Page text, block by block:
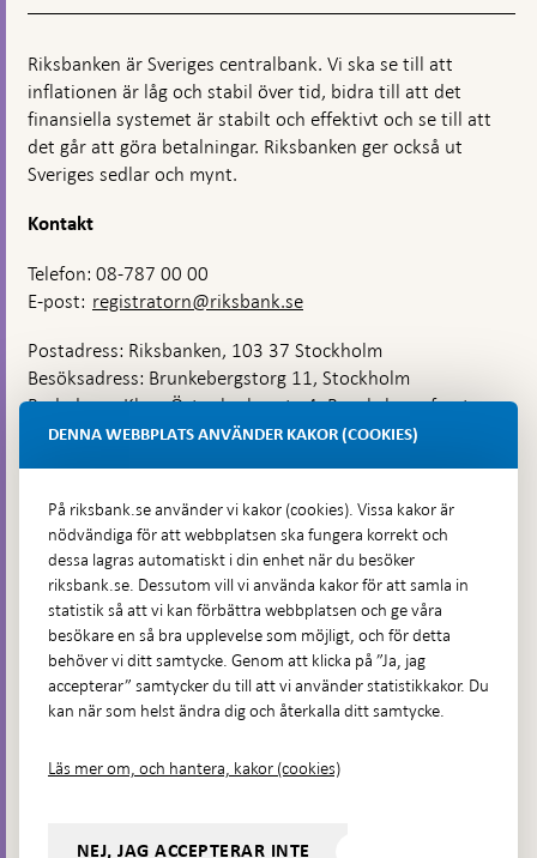
Riksbanken är Sveriges centralbank. Vi ska se till att
inflationen är låg och stabil över tid, bidra till att det
finansiella systemet är stabilt och effektivt och se till att
det går att göra betalningar. Riksbanken ger också ut
Sveriges sedlar och mynt.
Kontakt
Telefon: 08-787 00 00
E-post: registratorn@riksbank.se
Postadress: Riksbanken, 103 37 Stockholm
Besöksadress: Brunkebergstorg 11, Stockholm
Budadress: Klara Östra kyrkogata 4, Brunkebergsfaret,
Lastplats 6
Hitta direkt
Frågor och svar-
Öppnas
i
ny
flik
Till Riksbankens webbarkiv-
Öppnas
i
ny
Presskontakt
Integritetspolicy
DENNA WEBBPLATS ANVÄNDER KAKOR (COOKIES)
På riksbank.se använder vi kakor (cookies). Vissa kakor är
nödvändiga för att webbplatsen ska fungera korrekt och
dessa lagras automatiskt i din enhet när du besöker
riksbank.se. Dessutom vill vi använda kakor för att samla in
statistik så att vi kan förbättra webbplatsen och ge våra
besökare en så bra upplevelse som möjligt, och för detta
behöver vi ditt samtycke. Genom att klicka på ”Ja, jag
accepterar” samtycker du till att vi använder statistikkakor. Du
kan när som helst ändra dig och återkalla ditt samtycke.
Läs mer om, och hantera, kakor (cookies)
NEJ, JAG ACCEPTERAR INTE